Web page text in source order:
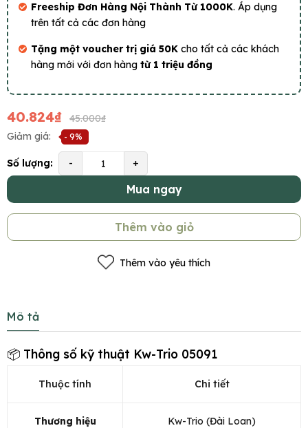
Freeship Đơn Hàng Nội Thành Từ 1000K. Áp dụng
trên tất cả các đơn hàng
Tặng một voucher trị giá 50K cho tất cả các khách
hàng mới với đơn hàng từ 1 triệu đồng
40.824₫
45.000₫
Giảm giá:
- 9%
Số lượng: - +
Mua ngay
Thêm vào giỏ
Thêm vào yêu thích
Mô tả
📦 Thông số kỹ thuật Kw-Trio 05091
Thuộc tính Chi tiết
Thương hiệu Kw-Trio (Đài Loan)